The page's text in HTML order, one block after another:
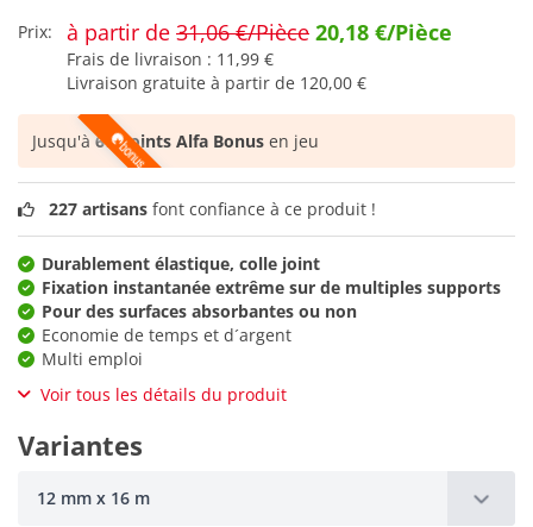
Prix:
à partir de 31,06 €/Pièce 20,18 €/Pièce
Frais de livraison : 11,99 €
Livraison gratuite à partir de 120,00 €
Jusqu'à67 points Alfa Bonus en jeu
227 artisans font confiance à ce produit !
Durablement élastique, colle joint
Fixation instantanée extrême sur de multiples supports
Pour des surfaces absorbantes ou non
Economie de temps et d´argent
Multi emploi
Voir tous les détails du produit
Variantes
12 mm x 16 m